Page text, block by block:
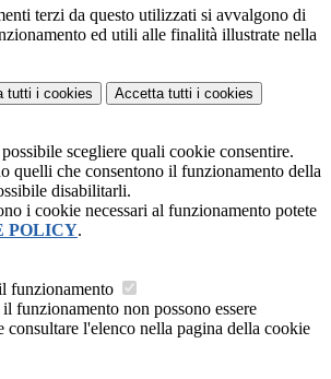
terzi da questo utilizzati si avvalgono di
ed utili alle finalità illustrate nella
tutti i cookies Accetta tutti i cookies
scegliere quali cookie consentire.
quelli che consentono il funzionamento della
disabilitarli.
i cookie necessari al funzionamento potete
POLICY.
funzionamento
funzionamento non possono essere
consultare l'elenco nella pagina della cookie